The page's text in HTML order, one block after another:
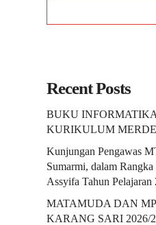
Recent Posts
BUKU
KURIKULUM
Kunjungan Pengawas
Sumarmi, dalam
Assyifa Tahun Pelajaran
MATAMUDA DAN
KARANG SARI 2026/